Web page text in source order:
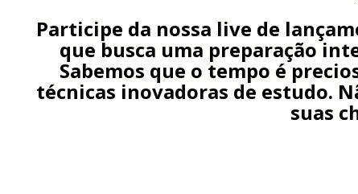
Participe da nossa live de
que busca uma preparação
Sabemos que o tempo é
técnicas inovadoras de estudo.
suas